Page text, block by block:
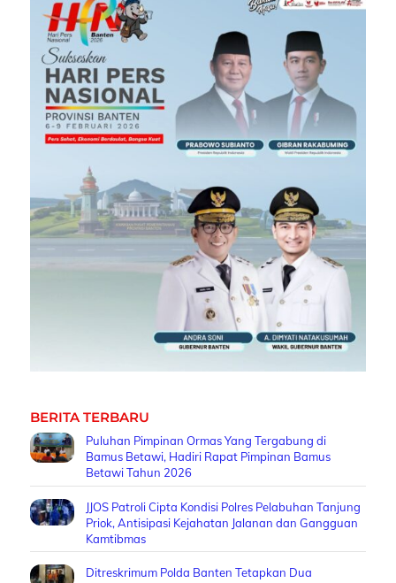
BERITA TERBARU
Puluhan Pimpinan Ormas Yang Tergabung di
Bamus Betawi, Hadiri Rapat Pimpinan Bamus
Betawi Tahun 2026
JJOS Patroli Cipta Kondisi Polres Pelabuhan Tanjung
Priok, Antisipasi Kejahatan Jalanan dan Gangguan
Kamtibmas
Ditreskrimum Polda Banten Tetapkan Dua